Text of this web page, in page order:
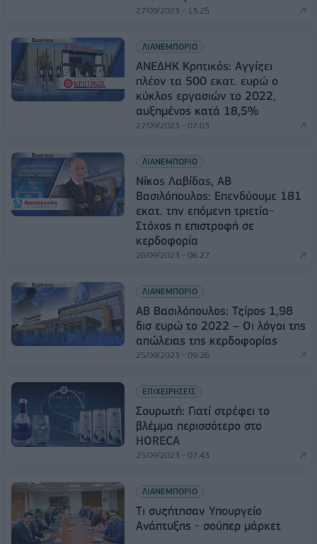
27/09/2023 - 13:25
ΛΙΑΝΕΜΠΟΡΙΟ
ΑΝΕΔΗΚ Κρητικός: Αγγίζει
πλέον τα 500 εκατ. ευρώ o
κύκλος εργασιών το 2022,
αυξημένος κατά 18,5%
27/09/2023 - 07:03
ΛΙΑΝΕΜΠΟΡΙΟ
Nίκος Λαβίδας, ΑΒ
Βασιλόπουλος: Επενδύουμε 181
εκατ. την επόμενη τριετία-
Στόχος η επιστροφή σε
κερδοφορία
26/09/2023 - 06:27
ΛΙΑΝΕΜΠΟΡΙΟ
ΑΒ Βασιλόπουλος: Τζίρος 1,98
δισ ευρώ το 2022 – Οι λόγοι της
απώλειας της κερδοφορίας
25/09/2023 - 09:26
ΕΠΙΧΕΙΡΗΣΕΙΣ
Σουρωτή: Γιατί στρέφει το
βλέμμα περισσότερο στο
HORECA
25/09/2023 - 07:43
ΛΙΑΝΕΜΠΟΡΙΟ
Tι συζήτησαν Υπουργείο
Ανάπτυξης - σούπερ μάρκετ